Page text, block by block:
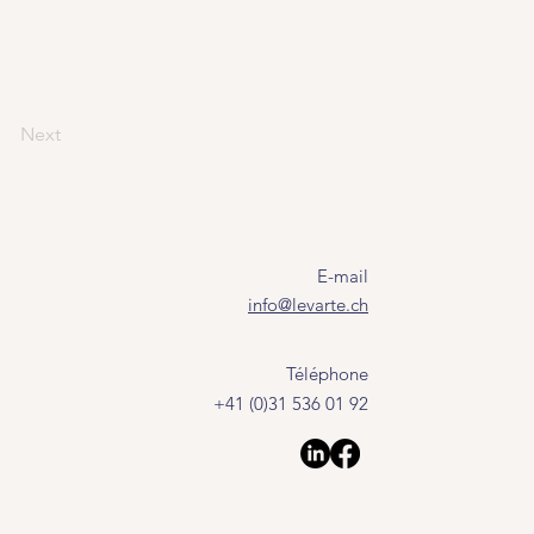
Next
E-mail
info@levarte.ch
Téléphone
+41 (0)31 536 01 92